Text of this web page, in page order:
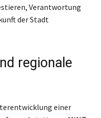
Verantwortung
der Stadt
regionale
einer